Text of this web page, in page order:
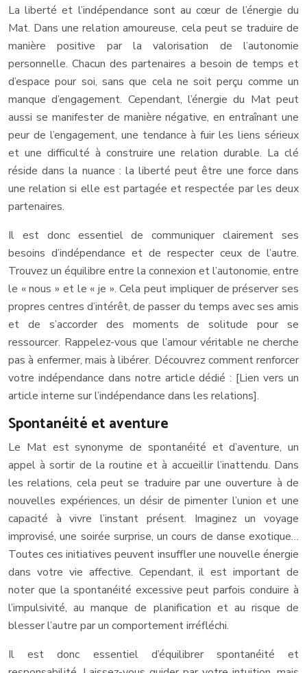
La liberté et l’indépendance sont au cœur de l’énergie du
Mat. Dans une relation amoureuse, cela peut se traduire de
manière positive par la valorisation de l’autonomie
personnelle. Chacun des partenaires a besoin de temps et
d’espace pour soi, sans que cela ne soit perçu comme un
manque d’engagement. Cependant, l’énergie du Mat peut
aussi se manifester de manière négative, en entraînant une
peur de l’engagement, une tendance à fuir les liens sérieux
et une difficulté à construire une relation durable. La clé
réside dans la nuance : la liberté peut être une force dans
une relation si elle est partagée et respectée par les deux
partenaires.
Il est donc essentiel de communiquer clairement ses
besoins d’indépendance et de respecter ceux de l’autre.
Trouvez un équilibre entre la connexion et l’autonomie, entre
le « nous » et le « je ». Cela peut impliquer de préserver ses
propres centres d’intérêt, de passer du temps avec ses amis
et de s’accorder des moments de solitude pour se
ressourcer. Rappelez-vous que l’amour véritable ne cherche
pas à enfermer, mais à libérer. Découvrez comment renforcer
votre indépendance dans notre article dédié : [Lien vers un
article interne sur l’indépendance dans les relations].
Spontanéité et aventure
Le Mat est synonyme de spontanéité et d’aventure, un
appel à sortir de la routine et à accueillir l’inattendu. Dans
les relations, cela peut se traduire par une ouverture à de
nouvelles expériences, un désir de pimenter l’union et une
capacité à vivre l’instant présent. Imaginez un voyage
improvisé, une soirée surprise, un cours de danse exotique…
Toutes ces initiatives peuvent insuffler une nouvelle énergie
dans votre vie affective. Cependant, il est important de
noter que la spontanéité excessive peut parfois conduire à
l’impulsivité, au manque de planification et au risque de
blesser l’autre par un comportement irréfléchi.
Il est donc essentiel d’équilibrer spontanéité et